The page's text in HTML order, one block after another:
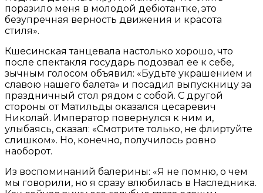
поразило меня в молодой дебютантке, это
безупречная верность движения и красота
стиля».
Кшесинская танцевала настолько хорошо, что
после спектакля государь подозвал ее к себе,
зычным голосом объявил: «Будьте украшением и
славою нашего балета» и посадил выпускницу за
праздничный стол рядом с собой. С другой
стороны от Матильды оказался цесаревич
Николай. Император повернулся к ним и,
улыбаясь, сказал: «Смотрите только, не флиртуйте
слишком». Но, конечно, получилось ровно
наоборот.
Из воспоминаний балерины: «Я не помню, о чем
мы говорили, но я сразу влюбилась в Наследника.